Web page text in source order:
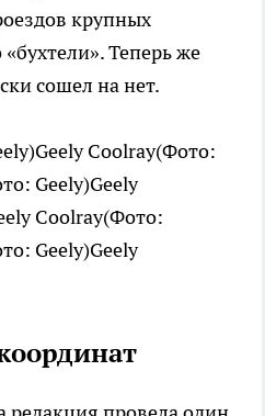
крупных
Теперь же
сошел на нет.
Coolray(Фото:
Geely)Geely
Coolray(Фото:
Geely)Geely